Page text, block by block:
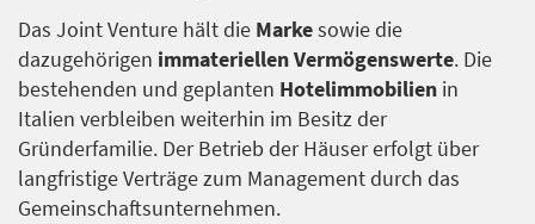
Das Joint Venture hält die Markesowie die
dazugehörigen immateriellen Vermögenswerte. Die
bestehenden und geplanten Hotelimmobilien in
Italien verbleiben weiterhin im Besitz der
Gründerfamilie. Der Betrieb der Häuser erfolgt über
langfristige Verträge zum Management durch das
Gemeinschaftsunternehmen.